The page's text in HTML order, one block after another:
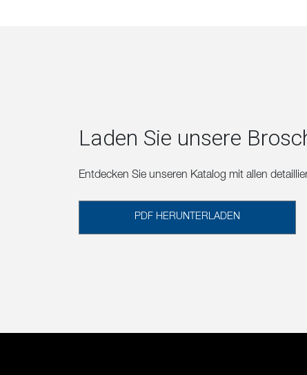
Laden Sie unsere
Entdecken Sie unseren Katalog mit allen
PDF HERUNTERLADEN